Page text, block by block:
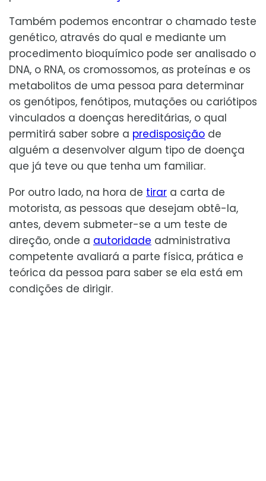
Também podemos encontrar o chamado teste
genético, através do qual e mediante um
procedimento bioquímico pode ser analisado o
DNA, o RNA, os cromossomos, as proteínas e os
metabolitos de uma pessoa para determinar
os genótipos, fenótipos, mutações ou cariótipos
vinculados a doenças hereditárias, o qual
permitirá saber sobre a predisposição de
alguém a desenvolver algum tipo de doença
que já teve ou que tenha um familiar.
Por outro lado, na hora de tirar a carta de
motorista, as pessoas que desejam obtê-la,
antes, devem submeter-se a um teste de
direção, onde a autoridade administrativa
competente avaliará a parte física, prática e
teórica da pessoa para saber se ela está em
condições de dirigir.